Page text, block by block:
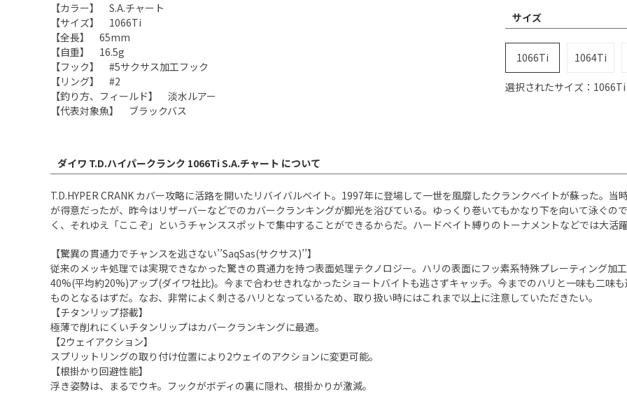
【カラー】 S.A.チャート
【サイズ】 1066Ti
【全長】 65mm
【自重】 16.5g
【フック】 #5サクサス加工フック
【リング】 #2
【釣り方、フィールド】 淡水ルアー
【代表対象魚】 ブラックバス
サイズ
1066Ti 1064Ti
選択されたサイズ：1066Ti
ダイワ T.D.ハイパークランク 1066Ti S.A.チャート について
T.D.HYPER CRANK カバー攻略に活路を開いたリバイバルベイト。1997年に登場して一世を風靡したクランクベイトが蘇った。
が得意だったが、昨今はリザーバーなどでのカバークランキングが脚光を浴びている。ゆっくり巻いてもかなり下を向いて泳ぐの
く、それゆえ「ここぞ」というチャンススポットで集中することができるからだ。ハードベイト縛りのトーナメントなどでは大活
【驚異の貫通力でチャンスを逃さない’’SaqSas(サクサス)’’】
従来のメッキ処理では実現できなかった驚きの貫通力を持つ表面処理テクノロジー。ハリの表面にフッ素系特殊プレーティング加
40%(平均約20%)アップ(ダイワ社比)。今まで合わせきれなかったショートバイトも逃さずキャッチ。今までのハリと一味も二味
ものとなるはずだ。なお、非常によく刺さるハリとなっているため、取り扱い時にはこれまで以上に注意していただきたい。
【チタンリップ搭載】
極薄で削れにくいチタンリップはカバークランキングに最適。
【2ウェイアクション】
スプリットリングの取り付け位置により2ウェイのアクションに変更可能。
【根掛かり回避性能】
浮き姿勢は、まるでウキ。フックがボディの裏に隠れ、根掛かりが激減。